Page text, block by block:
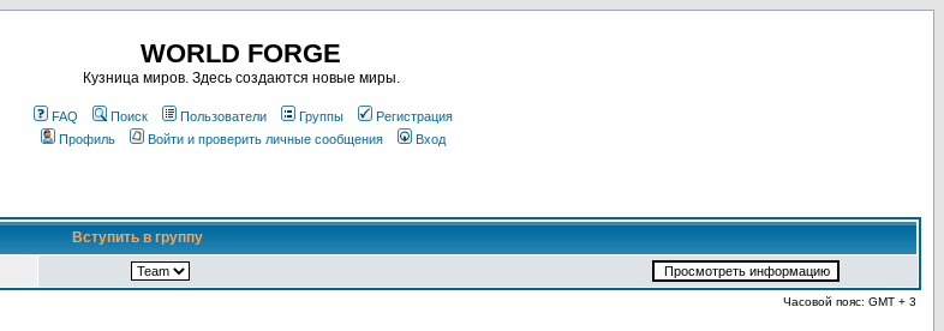
WORLD FORGE
Кузница миров. Здесь создаются новые миры.
FAQ Поиск Пользователи Группы
Регистрация
Профиль
Войти и проверить личные сообщения Вход
Вступить в группу
Часовой пояс: GMT + 3